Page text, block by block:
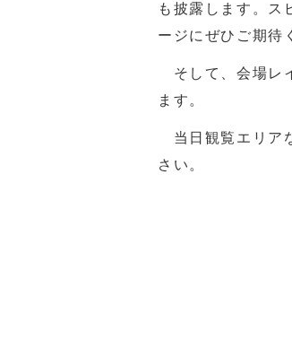
も披露します。ス
ージにぜひご期待
そして、会場レ
ます。
当日観覧エリア
さい。